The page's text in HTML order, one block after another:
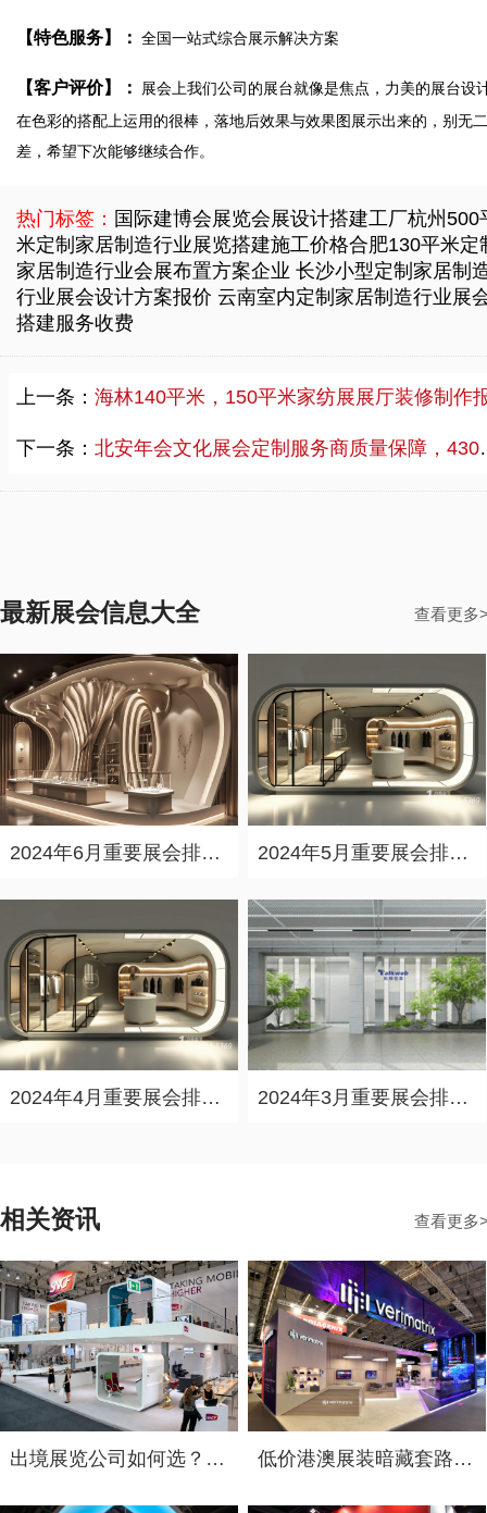
【特色服务】： 全国一站式综合展示解决方案
【客户评价】：
展会上我们公司的展台就像是焦点，力美的展台设
在色彩的搭配上运用的很棒，落地后效果与效果图展示出来的，别无二
差，希望下次能够继续合作。
热门标签： 国际建博会展览会展设计搭建工厂杭州500
米定制家居制造行业展览搭建施工价格合肥130平米定
家居制造行业会展布置方案企业 长沙小型定制家居制
行业展会设计方案报价 云南室内定制家居制造行业展
搭建服务收费
上一条： 海林140平米，150平米家纺展展厅装修制作报价单，可靠家纺展展厅装修厂商电话咨
下一条： 北安年会文化展会定制服务商质量保障，430平米展会定制收费
最新展会信息大全 查看更多
2024年6月重要展会排期信息，展会策划展台设计搭建公司推荐 2024年5月重要展会排期信息，展台设计定制厂家推荐
2024年4月重要展会排期信息，展会展台设计搭建公司推荐 2024年3月重要展会排期信息，展台设计搭建公司推荐
相关资讯 查看更多
出境展览公司如何选？2026俄罗斯展台设计搭建十大服务商实力盘点 低价港澳展装暗藏套路！2026 跨境展览设计：通关额外花费避雷指南